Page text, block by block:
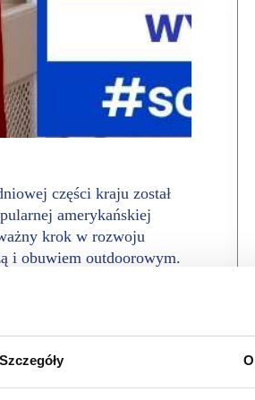
Szczegóły
części kraju został
amerykańskiej
krok w rozwoju
i obuwiem outdoorowym.
zarówno na górskie
w atrakcyjnej ofercie